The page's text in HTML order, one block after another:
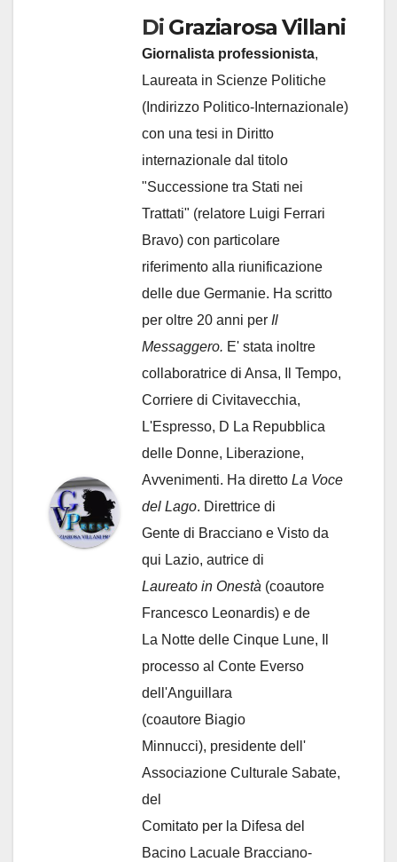
Di Graziarosa Villani
Giornalista professionista,
Laureata in Scienze Politiche
(Indirizzo Politico-Internazionale)
con una tesi in Diritto
internazionale dal titolo
"Successione tra Stati nei
Trattati" (relatore Luigi Ferrari
Bravo) con particolare
riferimento alla riunificazione
delle due Germanie. Ha scritto
per oltre 20 anni per Il
Messaggero. E' stata inoltre
collaboratrice di Ansa, Il Tempo,
Corriere di Civitavecchia,
L'Espresso, D La Repubblica
delle Donne, Liberazione,
Avvenimenti. Ha diretto La Voce
del Lago. Direttrice di
Gente di Bracciano e Visto da
qui Lazio, autrice di
Laureato in Onestà (coautore
Francesco Leonardis) e de
La Notte delle Cinque Lune, Il
processo al Conte Everso
dell'Anguillara
(coautore Biagio
Minnucci), presidente dell'
Associazione Culturale Sabate,
del
Comitato per la Difesa del
Bacino Lacuale Bracciano-